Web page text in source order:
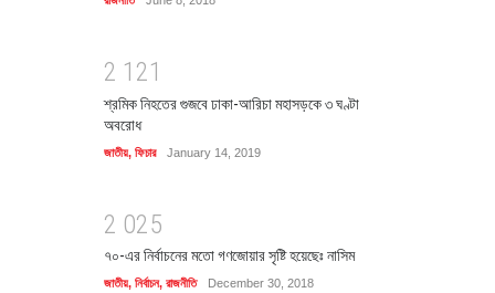
2 1 21
শ্রমিক নিহতের গুজবে ঢাকা-আরিচা মহাসড়কে ৩ ঘণ্টা
অবরোধ
জাতীয়, ফিচার January 14, 2019
2 025
৭০-এর নির্বাচনের মতো গণজোয়ার সৃষ্টি হয়েছেঃ নাসিম
জাতীয়, নির্বাচন, রাজনীতি December 30, 2018